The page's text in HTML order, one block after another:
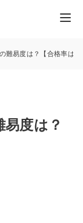
難易度は？【合格率は
易度は？